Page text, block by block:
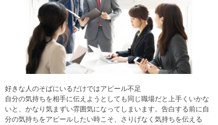
好きな人のそばにいるだけではアピール不足
自分の気持ちを相手に伝えようとしても同じ職場だと上手くいかな
いと、かなり気まずい雰囲気になってしまいます。告白する前に自
分の気持ちをアピールしたい時こそ、さりげなく気持ちを伝える